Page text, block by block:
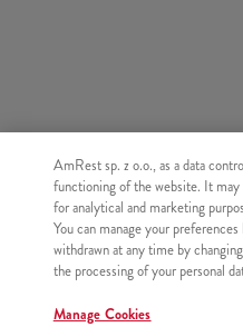
Nie znaleziono produktu
AmRest sp. z o.o., as a data
functioning of the website. It may
for analytical and marketing
You can manage your
withdrawn at any time by
the processing of your personal
Manage Cookies